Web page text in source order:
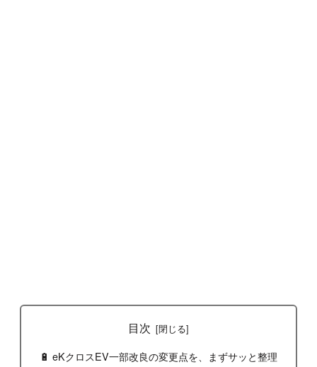
目次
🔋 eKクロスEV一部改良の変更点を、まずサッと整理